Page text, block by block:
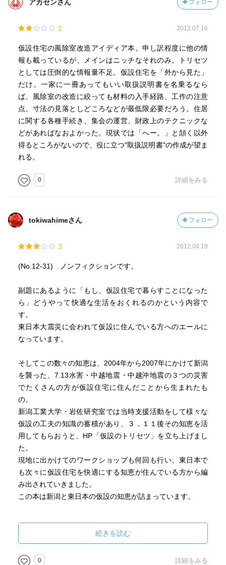
アカセンさん フォロー
2 2012.07.16
仮設住宅の風除室改造アイディア本。申し訳程度に他の情
報も載っているが、メインはニッチなそれのみ。トリセツ
としては圧倒的な情報量不足。仮設住宅を「外から見た」
だけ。一家に一冊あってもいい取扱説明書を名乗るなら
ば、風除室の改造に絞っても材料の入手経路、工作の注意
点、寸法の見落としどころなどが最低限必要だろう。住居
に関する各種手続き、集会の運営、財政上のテクニックな
どがあればなおよかった。現状では「へー。」と頷く以外
得るところがないので、役に立つ"取扱説明書"の作成が望ま
れる。
0 詳細をみる
tokiwahimeさん フォロー
3 2012.04.19
(No.12-31) ノンフィクションです。
副題にあるように「もし、仮設住宅で暮らすことになった
ら」どうやって快適な生活をおくれるのかという内容で
す。
東日本大震災に会われて仮設に住んでいる方へのエールに
なっています。
そしてこの数々の知恵は、2004年から2007年にかけて新潟
を襲った、7.13水害・中越地震・中越沖地震の３つの災害
でたくさんの方が仮設住宅に住んだことから生まれたも
の。
新潟工業大学・岩佐研究室では当時支援活動をして様々な
仮設の工夫の知識の蓄積があり、３．１１後その知恵を活
用してもらおうと、HP「仮設のトリセツ」を立ち上げまし
た。
現地に出かけてのワークショップも何回も行い、東日本で
も次々に仮設住宅を快適にする知恵が住んでいる方から編
み出されていきました。
この本は新潟と東日本の仮設の知恵が詰まっています。
行政も仮設を建てるのは初めてというところがほとんどな
ので、杓子定規に釘一本打ってはいけないというところも
あるようです。
続きを読む
0 詳細をみる